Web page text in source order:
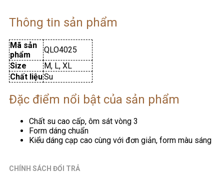
Thông tin sản phẩm
Mã sản
phẩm
QLO4025
Size
M, L, XL
Chất liệuSu
Đặc điểm nổi bật của sản phẩm
Chất su cao cấp, ôm sát vòng 3
Form dáng chuẩn
Kiểu dáng cạp cao cùng với đơn giản, form màu sáng
CHÍNH SÁCH ĐỔI TRẢ